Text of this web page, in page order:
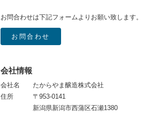
お問合わせは下記フォームよりお願い致します。
お問合わせ
会社情報
会社名
たからやま醸造株式会社
住所
〒953-0141
新潟県新潟市西蒲区石瀬1380